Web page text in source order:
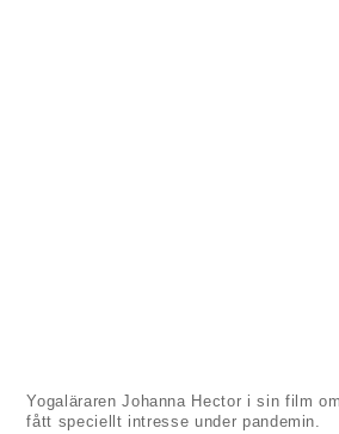
Yogaläraren Johanna Hector i sin film
fått speciellt intresse under pandemin.